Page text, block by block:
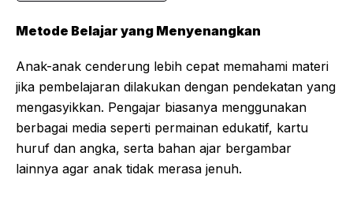
Metode Belajar yang Menyenangkan
Anak-anak cenderung lebih cepat memahami materi
jika pembelajaran dilakukan dengan pendekatan yang
mengasyikkan. Pengajar biasanya menggunakan
berbagai media seperti permainan edukatif, kartu
huruf dan angka, serta bahan ajar bergambar
lainnya agar anak tidak merasa jenuh.